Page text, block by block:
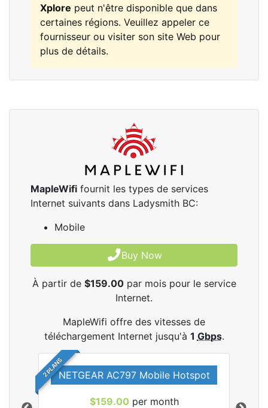
Xplore peut n'être disponible que dans
certaines régions. Veuillez appeler ce
fournisseur ou visiter son site Web pour
plus de détails.
MapleWifi fournit les types de services
Internet suivants dans Ladysmith BC:
Mobile
Buy Now
À partir de $159.00par mois pour le service
Internet.
MapleWifi offre des vitesses de
téléchargement Internet jusqu'à 1 Gbps.
2 PLANSNETGEAR AC797 Mobile Hotspot
$159.00 per month